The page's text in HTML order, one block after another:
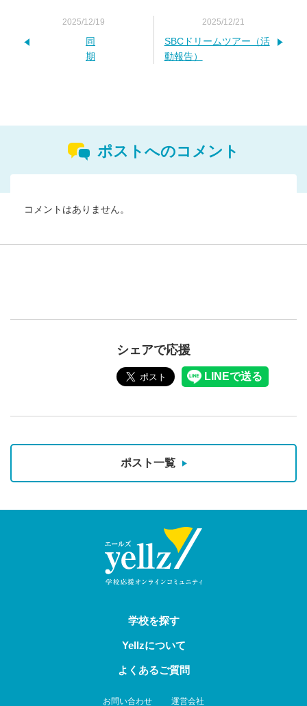
2025/12/19
同
期
2025/12/21
SBCドリームツアー（活
動報告）
ポストへのコメント
コメントはありません。
シェアで応援
ポスト一覧
学校を探す
Yellzについて
よくあるご質問
お問い合わせ 運営会社